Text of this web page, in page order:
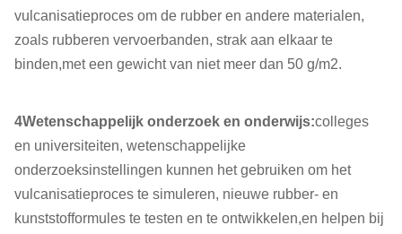
vulcanisatieproces om de rubber en andere materialen,
zoals rubberen vervoerbanden, strak aan elkaar te
binden,met een gewicht van niet meer dan 50 g/m2.
4Wetenschappelijk onderzoek en onderwijs:colleges
en universiteiten, wetenschappelijke
onderzoeksinstellingen kunnen het gebruiken om het
vulcanisatieproces te simuleren, nieuwe rubber- en
kunststofformules te testen en te ontwikkelen,en helpen bij